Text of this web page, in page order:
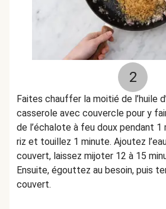
2
Faites chauffer la moitié de l’huile
casserole avec couvercle pour y
de l’échalote à feu doux pendant 1
riz et touillez 1 minute. Ajoutez
couvert, laissez mijoter 12 à 15
Ensuite, égouttez au besoin, puis
couvert.